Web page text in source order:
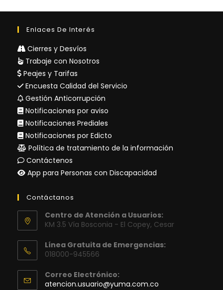
Enlaces De Interés
Cierres y Desvíos
Trabaje con Nosotros
Peajes y Tarifas
Encuesta Calidad del Servicio
Gestión Anticorrupción
Notificaciones por aviso
Notificaciones Prediales
Notificaciones por Edicto
Política de tratamiento de la información
Contáctenos
App para Personas con Discapacidad
Contáctanos
Centro de Atención a Usuarios:
KM 3.5 Vía Bosconia - El Copey, Cesar
Línea Gratuita de Emergencias:
018000-945566
Correo Electrónico:
atencion.usuario@yuma.com.co